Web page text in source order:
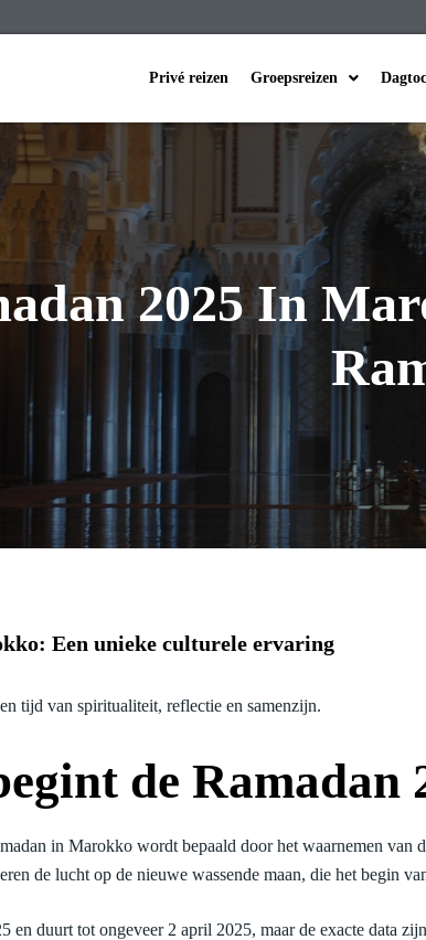
Privé reizen Groepsreizen
2025 In
Een unieke culturele ervaring
tijd van spiritualiteit, reflectie en samenzijn.
de
in Marokko wordt bepaald door het waarnemen
de lucht op de nieuwe wassende maan, die het begin
en duurt tot ongeveer 2 april 2025, maar de exacte data